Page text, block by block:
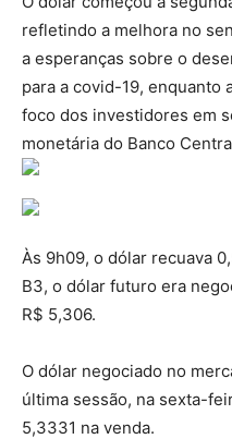
refletindo a melhora no
a esperanças sobre o
para a covid-19, enquanto
foco dos investidores em
monetária do Banco
Às 9h09, o dólar recuava
B3, o dólar futuro era
R$ 5,306.
O dólar negociado no
última sessão, na sexta-
5,3331 na venda.